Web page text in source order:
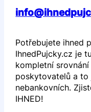
Potřebujete ihned
IhnedPujcky.cz je
kompletní
poskytovatelů a to
nebankovních.
IHNED!